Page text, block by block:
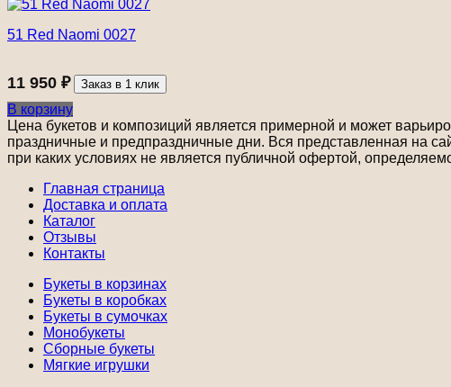
51 Red Naomi 0027
11 950 ₽ Заказ в 1 клик
В корзину
Цена букетов и композиций является примерной и может
праздничные и предпраздничные дни. Вся представленная на
при каких условиях не является публичной офертой,
Главная страница
Доставка и оплата
Каталог
Отзывы
Контакты
Букеты в корзинах
Букеты в коробках
Букеты в сумочках
Монобукеты
Сборные букеты
Мягкие игрушки